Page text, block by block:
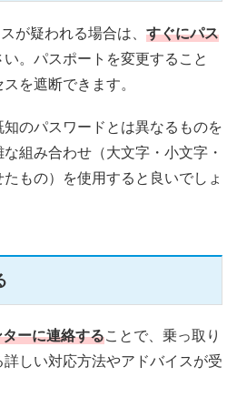
が疑われる場合は、 すぐにパス
い。パスポートを変更すること
を遮断できます。
のパスワードとは異なるものを
組み合わせ（大文字・小文字・
もの）を使用すると良いでしょ
ーに連絡することで、乗っ取り
しい対応方法やアドバイスが受